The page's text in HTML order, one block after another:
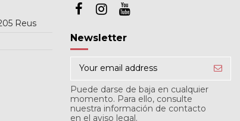
Reus
Newsletter
Puede darse de baja en cualquier
momento. Para ello, consulte
nuestra información de contacto
en el aviso legal.